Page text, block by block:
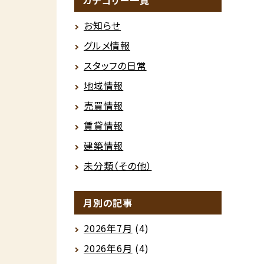
お知らせ
グルメ情報
スタッフの日常
地域情報
売買情報
賃貸情報
建築情報
未分類（その他）
月別の記事
2026年7月 (4)
2026年6月 (4)